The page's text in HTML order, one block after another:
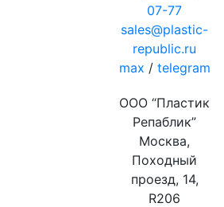
07-77
sales@plastic-
republic.ru
max / telegram
ООО “Пластик
Репаблик”
Москва,
Походный
проезд, 14,
R206